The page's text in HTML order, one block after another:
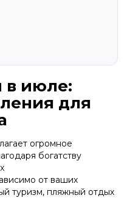
в июле:
для
огромное
богатству
от ваших
туризм, пляжный отдых